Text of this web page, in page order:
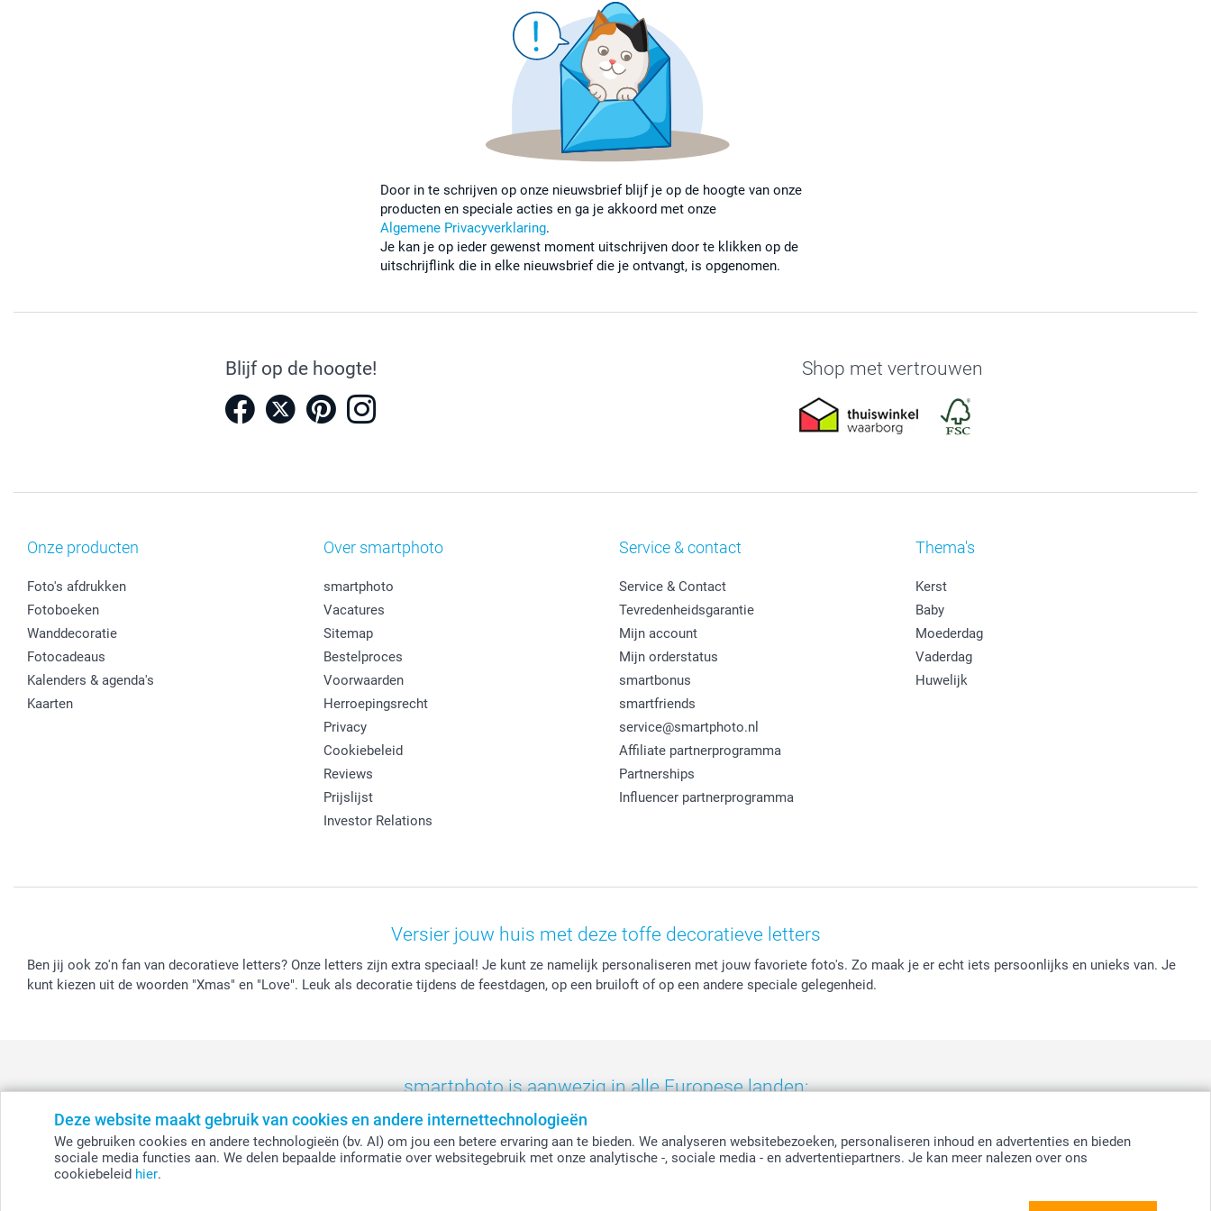
Deze website maakt gebruik van cookies en andere internettechnologieën
We gebruiken cookies en andere technologieën (bv. AI) om jou een betere ervaring aan te bieden. We analyseren websitebezoeken, personaliseren inhoud en advertenties en bieden
sociale media functies aan. We delen bepaalde informatie over websitegebruik met onze analytische -, sociale media - en advertentiepartners. Je kan meer nalezen over ons
cookiebeleid hier.
Door in te schrijven op onze nieuwsbrief blijf je op de hoogte van onze
producten en speciale acties en ga je akkoord met onze
Algemene Privacyverklaring.
Je kan je op ieder gewenst moment uitschrijven door te klikken op de
uitschrijflink die in elke nieuwsbrief die je ontvangt, is opgenomen.
Blijf op de hoogte! Shop met vertrouwen
Onze producten
Foto's afdrukken
Fotoboeken
Wanddecoratie
Fotocadeaus
Kalenders & agenda's
Kaarten
Over smartphoto
smartphoto
Vacatures
Sitemap
Bestelproces
Voorwaarden
Herroepingsrecht
Privacy
Cookiebeleid
Reviews
Prijslijst
Investor Relations
Service & contact
Service & Contact
Tevredenheidsgarantie
Mijn account
Mijn orderstatus
smartbonus
smartfriends
service@smartphoto.nl
Affiliate partnerprogramma
Partnerships
Influencer partnerprogramma
Thema's
Kerst
Baby
Moederdag
Vaderdag
Huwelijk
Versier jouw huis met deze toffe decoratieve letters
Ben jij ook zo'n fan van decoratieve letters? Onze letters zijn extra speciaal! Je kunt ze namelijk personaliseren met jouw favoriete foto's. Zo maak je er echt iets persoonlijks en unieks van. Je
kunt kiezen uit de woorden "Xmas" en "Love". Leuk als decoratie tijdens de feestdagen, op een bruiloft of op een andere speciale gelegenheid.
smartphoto is aanwezig in alle Europese landen:
België - Belgique - Danmark - Deutschland - France - Ireland - Nederland - Norge - Österreich